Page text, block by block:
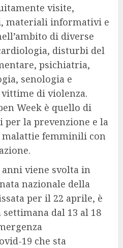
visite,
materiali informativi e
di diverse
disturbi del
psichiatria,
senologia e
di violenza.
Week è quello di
la prevenzione e la
femminili con
anni viene svolta in
nazionale della
per il 22 aprile, è
dal 13 al 18
19 che sta